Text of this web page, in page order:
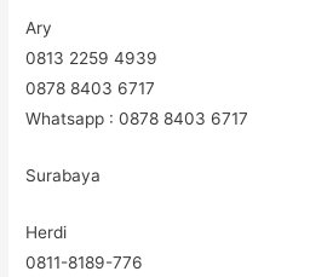
Ary
0813 2259 4939
0878 8403 6717
Whatsapp : 0878 8403 6717
Surabaya
Herdi
0811-8189-776